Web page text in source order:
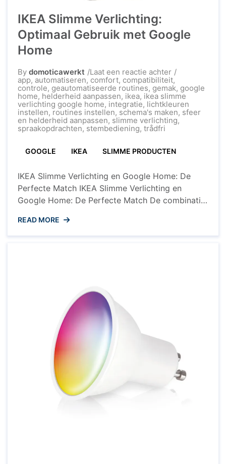
IKEA Slimme Verlichting:
Optimaal Gebruik met Google
Home
By domoticawerkt Laat een reactie achterop
IKEA
Slimme
Verlichting:
Optimaal
Gebruik
met
Google
app, automatiseren, comfort, compatibiliteit,
controle, geautomatiseerde routines, gemak, google
home, helderheid aanpassen, ikea, ikea slimme
verlichting google home, integratie, lichtkleuren
instellen, routines instellen, schema's maken, sfeer
en helderheid aanpassen, slimme verlichting,
spraakopdrachten, stembediening, trådfri
GOOGLE IKEA SLIMME PRODUCTEN
IKEA Slimme Verlichting en Google Home: De
Perfecte Match IKEA Slimme Verlichting en
Google Home: De Perfecte Match De combinatie
biedt een naadloze en geavanceerde manier om
uw huis te verlichten en te automatiseren. Met
READ MORE